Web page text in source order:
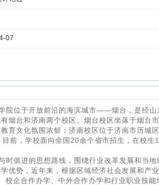
07
院位于开放前沿的海滨城市——烟台，是经山
烟台和济南两个校区。烟台校区坐落于烟台
育文化氛围浓郁；济南校区位于济南市历城
前，学校面向全国20余个省市招生，在校生
时俱进的思想路线，围绕行业改革发展和当
优势，近年来，根据区域经济社会发展和产
校企合作办学、中外合作办学和行业职业技能